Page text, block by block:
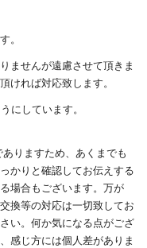
。
ませんが遠慮させて頂きま
ければ対応致します。
にしています。
りますため、あくまでも
かりと確認してお伝えする
場合もございます。万が
換等の対応は一切致してお
い。何か気になる点がござ
感じ方には個人差がありま